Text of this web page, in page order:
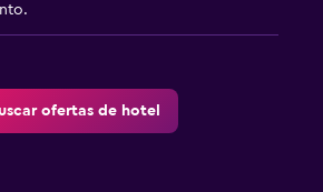
ofertas de hotel